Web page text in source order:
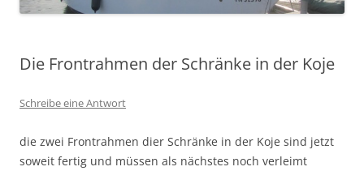
Die Frontrahmen der Schränke in der Koje
Schreibe eine Antwort
die zwei Frontrahmen dier Schränke in der Koje sind jetzt
soweit fertig und müssen als nächstes noch verleimt